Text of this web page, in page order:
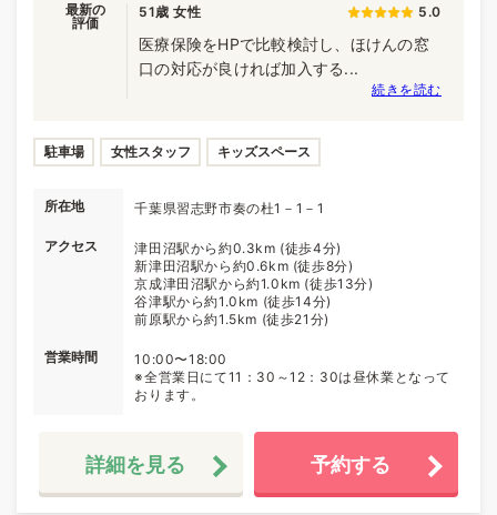
最新の
評価
51歳 女性 5.0
医療保険をHPで比較検討し、ほけんの窓
口の対応が良ければ加入する...
続きを読む
駐車場 女性スタッフ キッズスペース
所在地 千葉県習志野市奏の杜1－1－1
アクセス
津田沼駅から約0.3km (徒歩4分)
新津田沼駅から約0.6km (徒歩8分)
京成津田沼駅から約1.0km (徒歩13分)
谷津駅から約1.0km (徒歩14分)
前原駅から約1.5km (徒歩21分)
営業時間
10:00〜18:00
※全営業日にて11：30～12：30は昼休業となって
おります。
詳細を見る 予約する